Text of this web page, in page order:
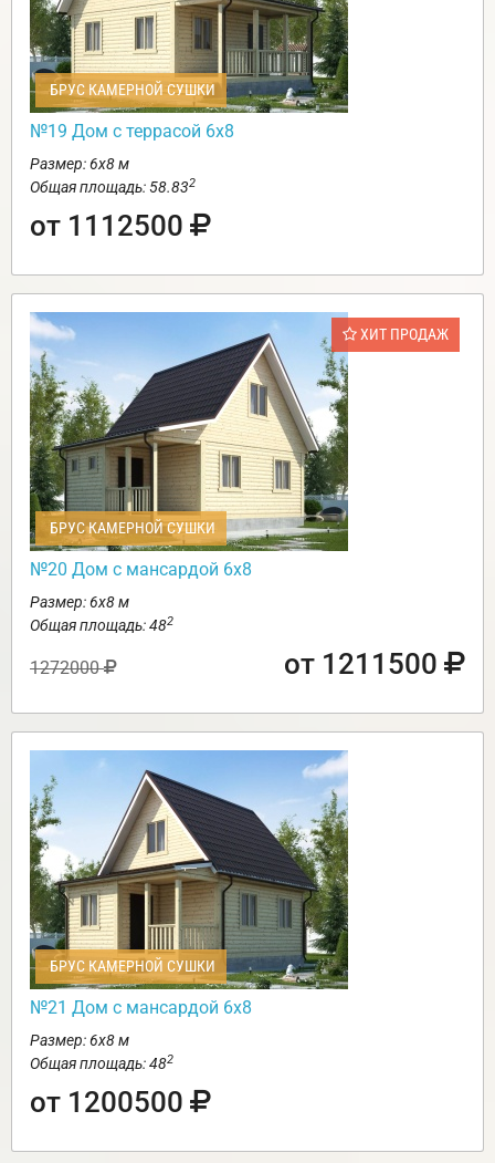
БРУС КАМЕРНОЙ СУШКИ
№19 Дом с террасой 6х8
Размер: 6х8 м
Общая площадь: 58.832
от 1112500
ХИТ ПРОДАЖ
БРУС КАМЕРНОЙ СУШКИ
№20 Дом с мансардой 6х8
Размер: 6х8 м
Общая площадь: 482
1272000 от 1211500
БРУС КАМЕРНОЙ СУШКИ
№21 Дом с мансардой 6х8
Размер: 6х8 м
Общая площадь: 482
от 1200500